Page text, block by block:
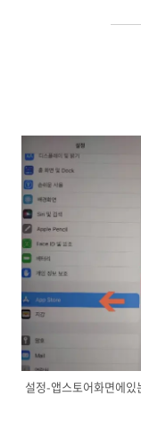
설정-앱스토어화면에